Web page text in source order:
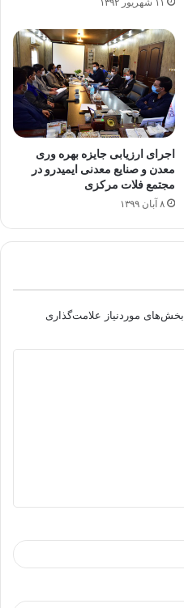
اجرای ارزیابی جایزه بهره وری
معدن و صنایع معدنی ایمیدرو در
مجتمع فلات مرکزی
۸ آبان ۱۳۹۹
بخش‌های موردنیاز علامت‌گذاری